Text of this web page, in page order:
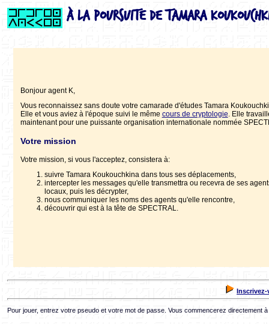
À la poursuite de Tamara
Bonjour agent K,
Vous reconnaissez sans doute votre camarade d'études Tamara
Elle et vous aviez à l'époque suivi le même cours de cryptologie . Elle
maintenant pour une puissante organisation internationale nommée
Votre mission
Votre mission, si vous l'acceptez, consistera à:
suivre Tamara Koukouchkina dans tous ses déplacements,
intercepter les messages qu'elle transmettra ou recevra de ses
locaux, puis les décrypter,
nous communiquer les noms des agents qu'elle rencontre,
découvrir qui est à la tête de SPECTRAL.
Pour jouer, entrez votre pseudo et votre mot de passe. Vous commencerez directement